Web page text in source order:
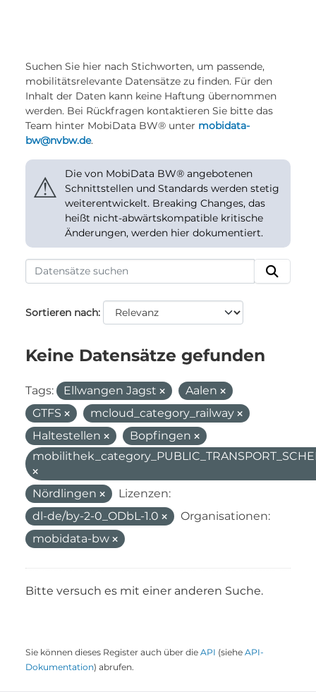
Suchen Sie hier nach Stichworten, um passende,
mobilitätsrelevante Datensätze zu finden. Für den
Inhalt der Daten kann keine Haftung übernommen
werden. Bei Rückfragen kontaktieren Sie bitte das
Team hinter MobiData BW® unter mobidata-
bw@nvbw.de.
⚠
Die von MobiData BW® angebotenen
Schnittstellen und Standards werden stetig
weiterentwickelt. Breaking Changes, das
heißt nicht-abwärtskompatible kritische
Änderungen, werden hier dokumentiert.
Sortieren nach
Keine Datensätze gefunden
Tags: Ellwangen Jagst
Aalen
GTFS
mcloud_category_railway
Haltestellen
Bopfingen
Nördlingen
Lizenzen:
dl-de/by-2-0_ODbL-1.0
Organisationen:
mobidata-bw
Bitte versuch es mit einer anderen Suche.
Sie können dieses Register auch über die API (siehe API-
Dokumentation) abrufen.